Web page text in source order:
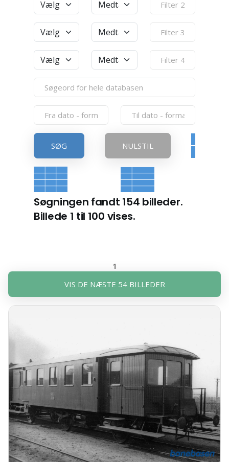
SØG NULSTIL
Søgningen fandt 154 billeder.
Billede 1 til 100 vises.
1
VIS DE NÆSTE 54 BILLEDER